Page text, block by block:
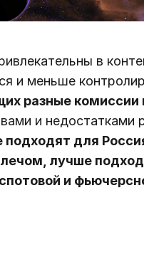
в
и меньше
разные комиссии
и недостатками
подходят для
лучше
и